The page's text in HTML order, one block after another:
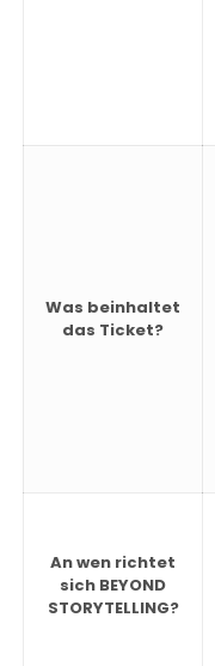
Was beinhaltet
das Ticket?
An wen richtet
sich BEYOND
STORYTELLING?